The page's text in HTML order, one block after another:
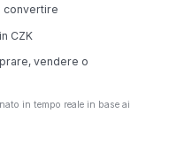
convertire
CZK
vendere o
in tempo reale in base ai